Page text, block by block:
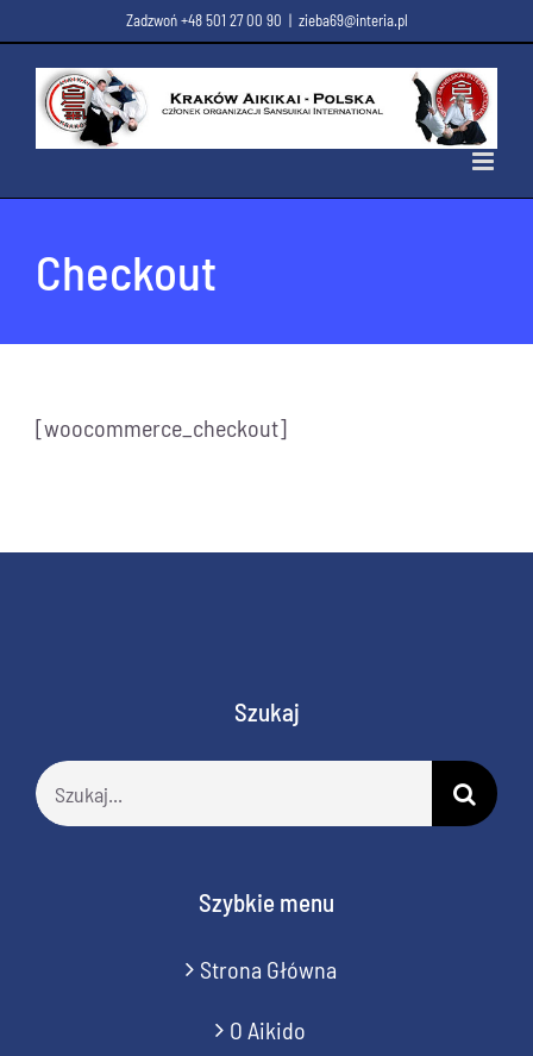
do
zawartości
Zadzwoń +48 501 27 00 90 | zieba69@interia.pl
Checkout
[woocommerce_checkout]
Szukaj
Szukaj
Szybkie menu
Strona Główna
O Aikido